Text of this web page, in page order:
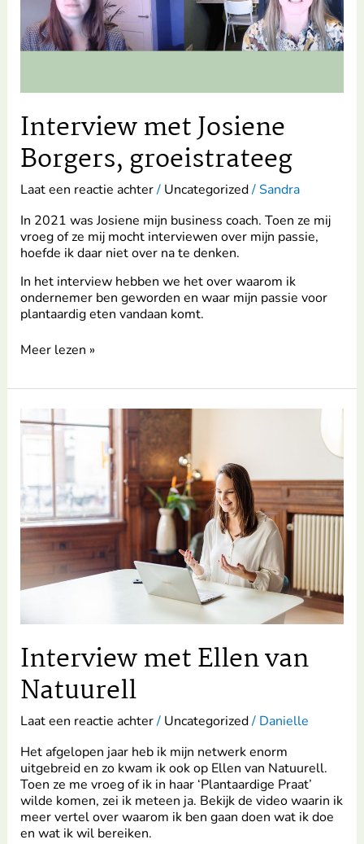
Interview met Josiene
Borgers, groeistrateeg
Laat een reactie achter/ Uncategorized/Sandra
In 2021 was Josiene mijn business coach. Toen ze mij
vroeg of ze mij mocht interviewen over mijn passie,
hoefde ik daar niet over na te denken.
In het interview hebben we het over waarom ik
ondernemer ben geworden en waar mijn passie voor
plantaardig eten vandaan komt.
Meer lezen »
Interview met Ellen van
Natuurell
Laat een reactie achter/ Uncategorized/ Danielle
Het afgelopen jaar heb ik mijn netwerk enorm
uitgebreid en zo kwam ik ook op Ellen van Natuurell.
Toen ze me vroeg of ik in haar ‘Plantaardige Praat’
wilde komen, zei ik meteen ja. Bekijk de video waarin ik
meer vertel over waarom ik ben gaan doen wat ik doe
en wat ik wil bereiken.
Interview
met
Natuurell